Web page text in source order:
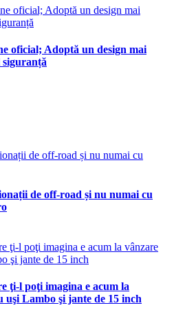
oficial; Adoptă un design mai
siguranță
de off-road și nu numai cu
ţi-l poţi imagina e acum la
Lambo şi jante de 15 inch